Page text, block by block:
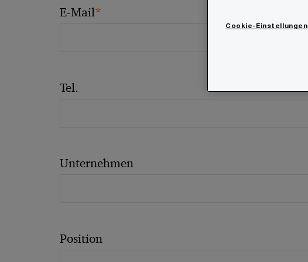
E-Mail*
Tel.
Unternehmen
Position
Cookie-Einstellungen